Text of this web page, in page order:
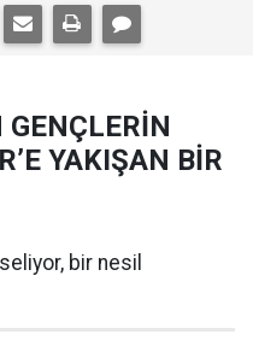
YAKIŞAN BİR
bir nesil